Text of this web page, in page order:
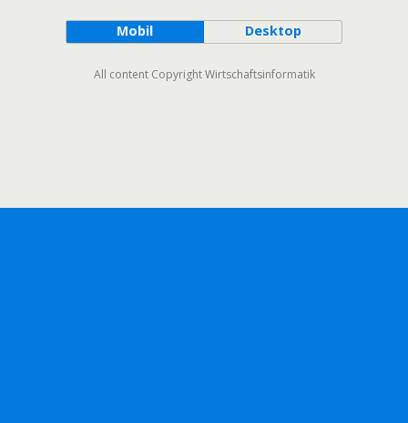
Mobil Desktop
All content Copyright Wirtschaftsinformatik